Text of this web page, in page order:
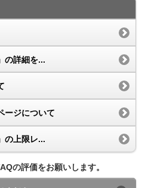
の詳細を...
ージについて
の上限レ...
の評価をお願いします。